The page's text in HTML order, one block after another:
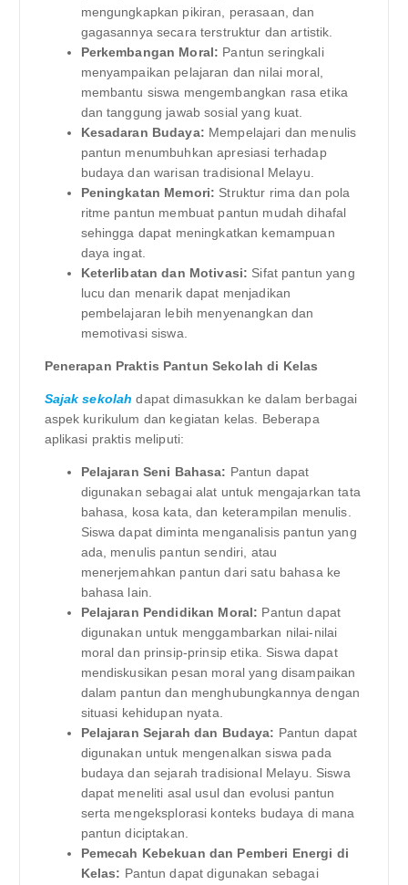
mengungkapkan pikiran, perasaan, dan
gagasannya secara terstruktur dan artistik.
Perkembangan Moral: Pantun seringkali
menyampaikan pelajaran dan nilai moral,
membantu siswa mengembangkan rasa etika
dan tanggung jawab sosial yang kuat.
Kesadaran Budaya: Mempelajari dan menulis
pantun menumbuhkan apresiasi terhadap
budaya dan warisan tradisional Melayu.
Peningkatan Memori: Struktur rima dan pola
ritme pantun membuat pantun mudah dihafal
sehingga dapat meningkatkan kemampuan
daya ingat.
Keterlibatan dan Motivasi: Sifat pantun yang
lucu dan menarik dapat menjadikan
pembelajaran lebih menyenangkan dan
memotivasi siswa.
Penerapan Praktis Pantun Sekolah di Kelas
Sajak sekolah dapat dimasukkan ke dalam berbagai
aspek kurikulum dan kegiatan kelas. Beberapa
aplikasi praktis meliputi:
Pelajaran Seni Bahasa: Pantun dapat
digunakan sebagai alat untuk mengajarkan tata
bahasa, kosa kata, dan keterampilan menulis.
Siswa dapat diminta menganalisis pantun yang
ada, menulis pantun sendiri, atau
menerjemahkan pantun dari satu bahasa ke
bahasa lain.
Pelajaran Pendidikan Moral: Pantun dapat
digunakan untuk menggambarkan nilai-nilai
moral dan prinsip-prinsip etika. Siswa dapat
mendiskusikan pesan moral yang disampaikan
dalam pantun dan menghubungkannya dengan
situasi kehidupan nyata.
Pelajaran Sejarah dan Budaya: Pantun dapat
digunakan untuk mengenalkan siswa pada
budaya dan sejarah tradisional Melayu. Siswa
dapat meneliti asal usul dan evolusi pantun
serta mengeksplorasi konteks budaya di mana
pantun diciptakan.
Pemecah Kebekuan dan Pemberi Energi di
Kelas: Pantun dapat digunakan sebagai